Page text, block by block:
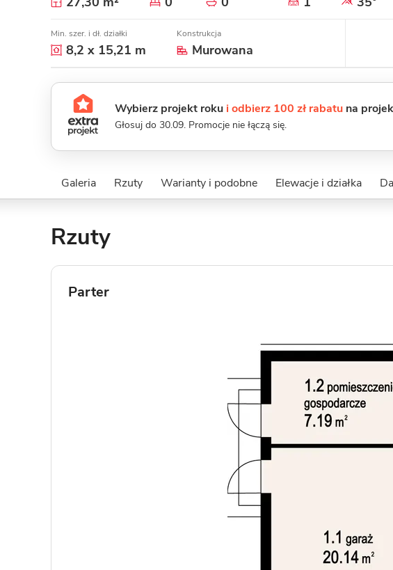
Min. szer. i dł. działki
8,2 x 15,21 m
Konstrukcja
Murowana
Wybierz projekt roku i odbierz 100 zł rabatu na
Głosuj do 30.09. Promocje nie łączą się.
Galeria Rzuty Warianty i podobne Elewacje i działka
Rzuty
Parter